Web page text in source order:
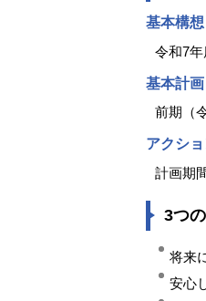
基本構
令和7
基本計画
前期（
アクシ
計画期
3つ
将来
安心